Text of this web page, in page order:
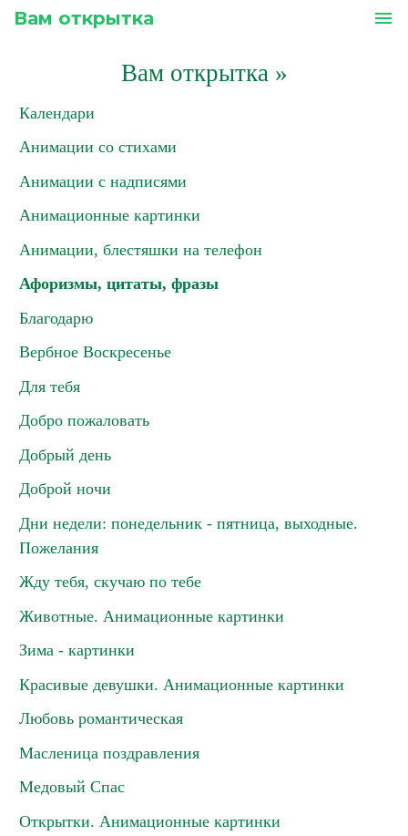
Вам открытка menu
Вам открытка»
Календари
Анимации со стихами
Анимации с надписями
Анимационные картинки
Анимации, блестяшки на телефон
Афоризмы, цитаты, фразы
Благодарю
Вербное Воскресенье
Для тебя
Добро пожаловать
Добрый день
Доброй ночи
Дни недели: понедельник - пятница, выходные.
Пожелания
Жду тебя, скучаю по тебе
Животные. Анимационные картинки
Зима - картинки
Красивые девушки. Анимационные картинки
Любовь романтическая
Масленица поздравления
Медовый Спас
Открытки. Анимационные картинки